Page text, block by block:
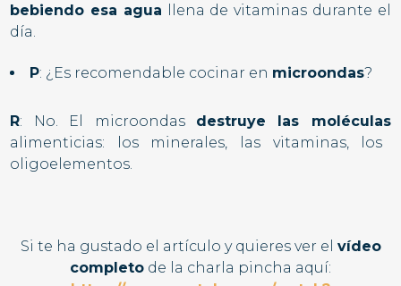
bebiendo esa agua llena de vitaminas durante el
día.
P: ¿Es recomendable cocinar en microondas?
R: No. El microondas destruye las moléculas
alimenticias: los minerales, las vitaminas, los
oligoelementos.
Si te ha gustado el artículo y quieres ver el vídeo
completo de la charla pincha aquí: